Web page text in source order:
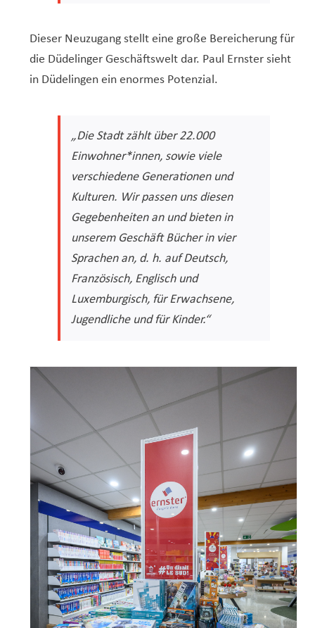
Dieser Neuzugang stellt eine große Bereicherung für
die Düdelinger Geschäftswelt dar. Paul Ernster sieht
in Düdelingen ein enormes Potenzial.
„Die Stadt zählt über 22.000
Einwohner*innen, sowie viele
verschiedene Generationen und
Kulturen. Wir passen uns diesen
Gegebenheiten an und bieten in
unserem Geschäft Bücher in vier
Sprachen an, d. h. auf Deutsch,
Französisch, Englisch und
Luxemburgisch, für Erwachsene,
Jugendliche und für Kinder.“